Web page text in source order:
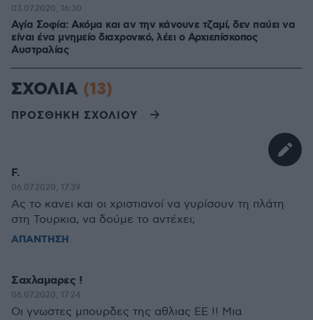
Αγία Σοφία: Ακόμα και αν την κάνουνε τζαμί, δεν παύει να
είναι ένα μνημείο διαχρονικό, λέει ο Αρχιεπίσκοπος
Αυστραλίας
03.07.2020, 16:30
ΣΧΟΛΙΑ (13)
ΠΡΟΣΘΗΚΗ ΣΧΟΛΙΟΥ
F.
06.07.2020, 17:39
Ας το κανει και οι χριστιανοί να γυρίσουν τη πλάτη
στη Τουρκια, να δούμε το αντέχει;
ΑΠΑΝΤΗΣΗ
Σαχλαμαρες !
06.07.2020, 17:24
Οι γνωστες μπουρδες της αθλιας ΕΕ !! Μια